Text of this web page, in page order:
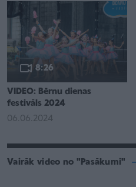
8:26
VIDEO: Bērnu dienas
festivāls 2024
06.06.2024
Vairāk video no "Pasākumi"